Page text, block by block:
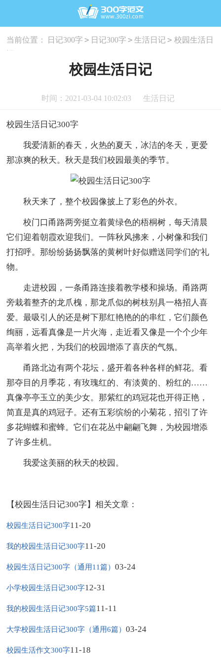
当前位置： 日记300字 > 日记300字 > 生活日记 > 校园生活日
校园生活日记
时间：2021-03-04 10:02:03 生活日记
校园生活日记300字
我爱清新的春天，火热的夏天，冰洁的冬天，更爱
那凉爽的秋天。秋天是我们校园最美的季节。
秋天来了，整个校园像披上了彩色的外衣。
校门口甬路两旁挺立着黄绿色的梧桐树，每天清晨
它们迎着朝霞欢迎我们。一阵秋风拂来，小树像和我们
打招呼。那纷纷扬扬飘落的黄树叶好似赠送同学们的'礼
物。
走进校园，一条甬路连接着教学楼和操场。甬路两
旁栽着整齐的龙爪槐，那龙爪似的树枝别具一格招人喜
爱。最吸引人的还是树下那红艳艳的的串红，它们颜色
绚丽，远看真像是一片火海，走近看又像是一个个少年
高举着火把，为我们的校园增添了喜庆的气氛。
甬路北边有两个花坛，盛开着各种各样的鲜花。看
那夺目的月季花，有玫瑰红的、有淡黄的、粉红的……
真像亭亭玉立的美少女。那紫红的鸡冠花也开得正艳，
简直是真的鸡冠子。还有五彩缤纷的小菊花，招引了许
多花蝴蝶和蜜蜂。它们在花丛中翩翩飞舞，为校园增添
了许多生机。
我爱这美丽的秋天的校园。
【校园生活日记300字】相关文章：
校园生活日记300字11-20
我的校园生活日记300字11-20
校园生活日记300字（通用11篇）03-24
小学校园生活日记300字12-31
我的校园生活日记300字5篇11-11
大学校园生活日记300字（通用6篇）03-24
校园生活作文300字11-18